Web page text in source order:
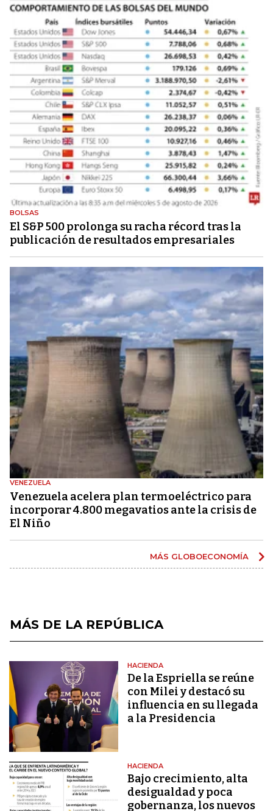
BOLSAS
El S&P 500 prolonga su racha récord tras la
publicación de resultados empresariales
VENEZUELA
Venezuela acelera plan termoeléctrico para
incorporar 4.800 megavatios ante la crisis de
El Niño
MÁS GLOBOECONOMÍA
MÁS DE LA REPÚBLICA
HACIENDA
De la Espriella se reúne
con Milei y destacó su
influencia en su llegada
a la Presidencia
HACIENDA
Bajo crecimiento, alta
desigualdad y poca
gobernanza, los nuevos